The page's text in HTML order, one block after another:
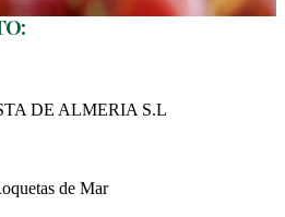
DE ALMERIA S.L
de Mar